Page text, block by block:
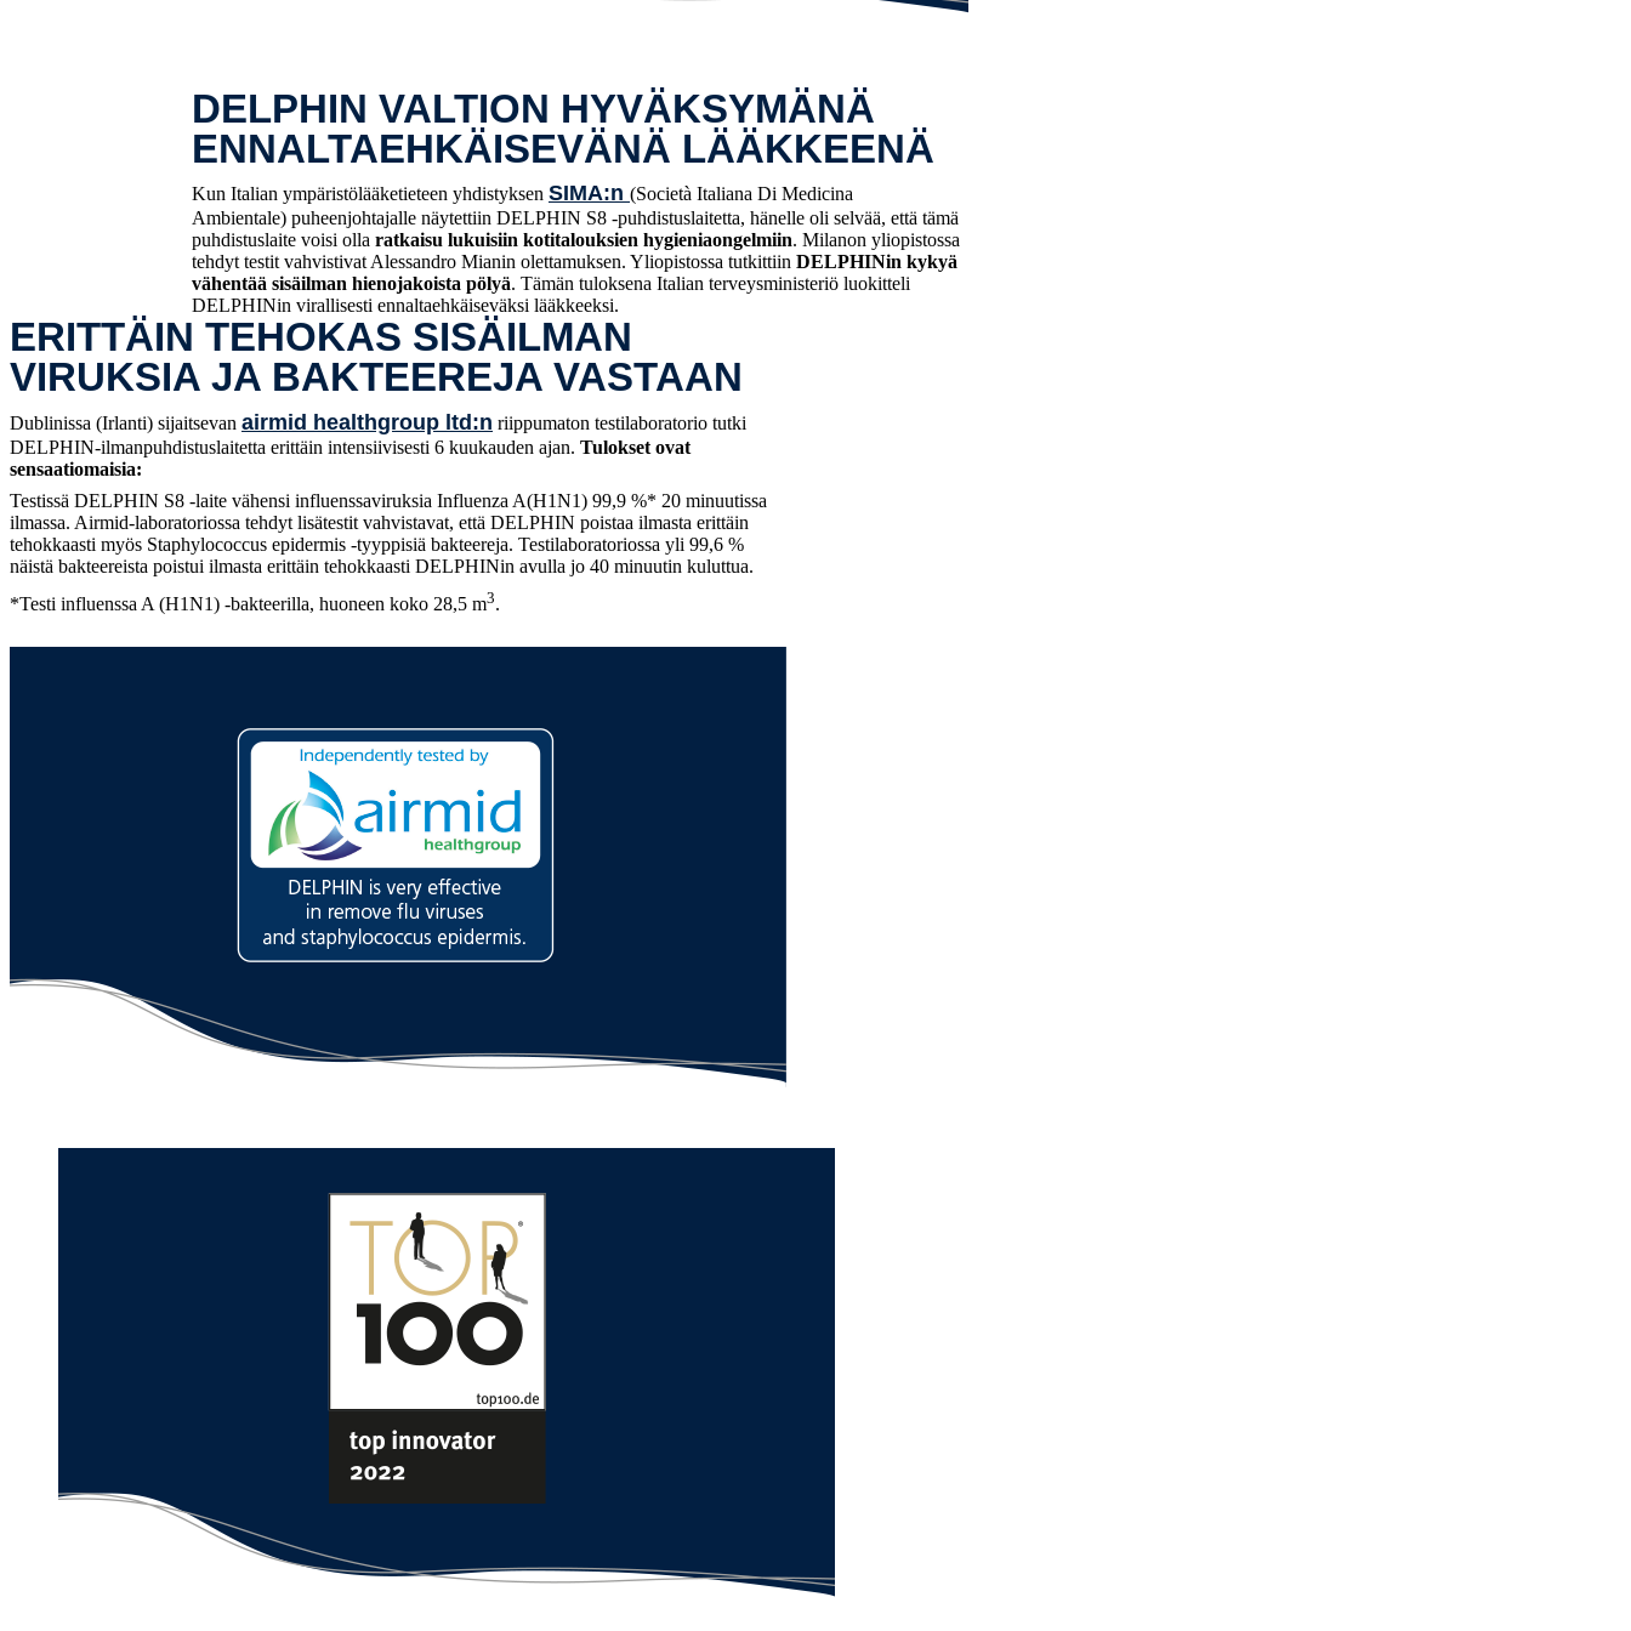
DELPHIN VALTION HYVÄKSYMÄNÄ
ENNALTAEHKÄISEVÄNÄ LÄÄKKEENÄ
Kun Italian ympäristölääketieteen yhdistyksen SIMA:n (Società Italiana Di Medicina
Ambientale) puheenjohtajalle näytettiin DELPHIN S8 -puhdistuslaitetta, hänelle oli selvää, että tämä
puhdistuslaite voisi olla ratkaisu lukuisiin kotitalouksien hygieniaongelmiin. Milanon yliopistossa
tehdyt testit vahvistivat Alessandro Mianin olettamuksen. Yliopistossa tutkittiin DELPHINin kykyä
vähentää sisäilman hienojakoista pölyä. Tämän tuloksena Italian terveysministeriö luokitteli
DELPHINin virallisesti ennaltaehkäiseväksi lääkkeeksi.
ERITTÄIN TEHOKAS SISÄILMAN
VIRUKSIA JA BAKTEEREJA VASTAAN
Dublinissa (Irlanti) sijaitsevan airmid healthgroup ltd:n riippumaton testilaboratorio tutki
DELPHIN-ilmanpuhdistuslaitetta erittäin intensiivisesti 6 kuukauden ajan. Tulokset ovat
sensaatiomaisia:
Testissä DELPHIN S8 -laite vähensi influenssaviruksia Influenza A(H1N1) 99,9 %* 20 minuutissa
ilmassa. Airmid-laboratoriossa tehdyt lisätestit vahvistavat, että DELPHIN poistaa ilmasta erittäin
tehokkaasti myös Staphylococcus epidermis -tyyppisiä bakteereja. Testilaboratoriossa yli 99,6 %
näistä bakteereista poistui ilmasta erittäin tehokkaasti DELPHINin avulla jo 40 minuutin kuluttua.
*Testi influenssa A (H1N1) -bakteerilla, huoneen koko 28,5 m3.